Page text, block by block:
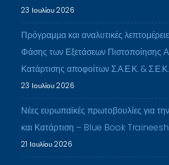
23 Ιουλίου 2026
Πρόγραμμα και αναλυτικές
Φάσης των Εξετάσεων Πιστοποίησης
Κατάρτισης αποφοίτων Σ.Α.Ε.Κ. & Σ.Ε.Κ.
23 Ιουλίου 2026
Νέες ευρωπαϊκές πρωτοβουλίες για
και Κατάρτιση – Blue Book
21 Ιουλίου 2026